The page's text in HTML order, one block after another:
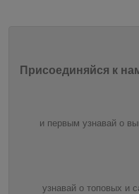
Присоединяйся к
и первым узнавай о
узнавай о топовых и